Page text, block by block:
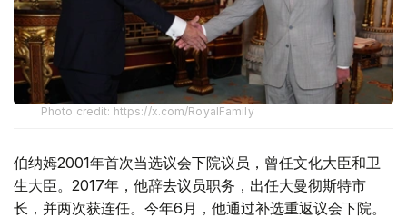
Photo credit: https://x.com/RoyalFamily
伯纳姆2001年首次当选议会下院议员，曾任文化大臣和卫
生大臣。2017年，他辞去议员职务，出任大曼彻斯特市
长，并两次获连任。今年6月，他通过补选重返议会下院。